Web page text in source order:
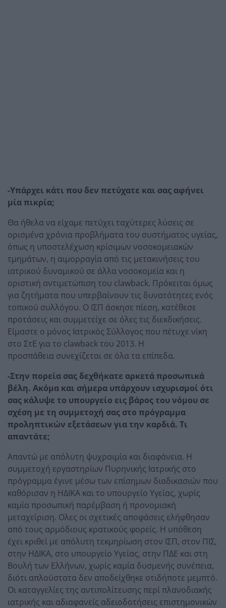
-Υπάρχει κάτι που δεν πετύχατε και σας αφήνει
μία πικρία;
Θα ήθελα να είχαμε πετύχει ταχύτερες λύσεις σε
ορισμένα χρόνια προβλήματα του συστήματος υγείας,
όπως η υποστελέχωση κρίσιμων νοσοκομειακών
τμημάτων, η αιμορραγία από τις μετακινήσεις του
ιατρικού δυναμικού σε άλλα νοσοκομεία και η
οριστική αντιμετώπιση του clawback. Πρόκειται όμως
για ζητήματα που υπερβαίνουν τις δυνατότητες ενός
τοπικού συλλόγου. Ο ΙΣΠ άσκησε πίεση, κατέθεσε
προτάσεις και συμμετείχε σε όλες τις διεκδικήσεις.
Είμαστε ο μόνος Ιατρικός Σύλλογος που πέτυχε νίκη
στο ΣτΕ για το clawback του 2013. Η
προσπάθεια συνεχίζεται σε όλα τα επίπεδα.
-Στην πορεία σας δεχθήκατε αρκετά προσωπικά
βέλη. Ακόμα και σήμερα υπάρχουν ισχυρισμοί ότι
σας κάλυψε το υπουργείο εις βάρος του νόμου σε
σχέση με τη συμμετοχή σας στο πρόγραμμα
προληπτικών εξετάσεων για την καρδιά. Τι
απαντάτε;
Απαντώ με απόλυτη ψυχραιμία και διαφάνεια. Η
συμμετοχή εργαστηρίων Πυρηνικής Ιατρικής στο
πρόγραμμα έγινε μέσω των επίσημων διαδικασιών που
καθόρισαν η ΗΔΙΚΑ και το υπουργείο Υγείας, χωρίς
καμία προσωπική παρέμβαση ή προνομιακή
μεταχείριση. Ολες οι σχετικές αποφάσεις ελήφθησαν
από τους αρμόδιους κρατικούς φορείς. Η υπόθεση
έχει κριθεί με απόλυτη τεκμηρίωση στον ΙΣΠ, στον ΠΙΣ,
στην ΗΔΙΚΑ, στο υπουργείο Υγείας, στην ΠΔΕ και στη
Βουλή των Ελλήνων, χωρίς καμία δυσμενής συνέπεια,
διότι απλούστατα δεν αποδείχθηκε οτιδήποτε μεμπτό.
Οι καταγγελίες της αντιπολίτευσης περί πλανοδιακής
ιατρικής και αδιαφανείς αδειοδοτήσεις επιστημονικών